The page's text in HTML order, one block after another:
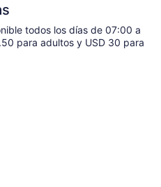
Las instalaciones tienen
se permite la entrada al spa a
todos los días de 07:00 a
para adultos y USD 30 para